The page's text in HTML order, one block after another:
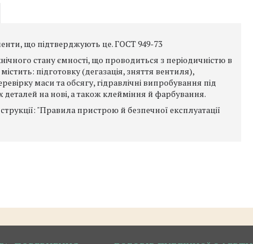
що підтверджують це. ГОСТ 949-73
стану ємності, що проводиться з періодичністю в
підготовку (дегазація, зняття вентиля),
маси та обсягу, гідравлічні випробування під
на нові, а також клейміння й фарбування.
"Правила пристрою й безпечної експлуатації